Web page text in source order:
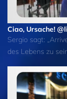
Ciao, Ursache!
Sergio sagt:
des Lebens zu